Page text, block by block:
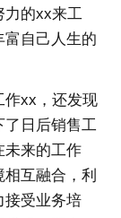
力的xx来工
富自己人生的
作xx，还发现
日后销售工
未来的工作
互融合，利
接受业务培